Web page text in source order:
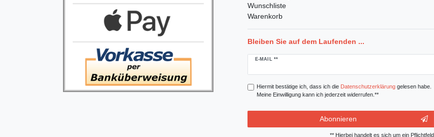
Wunschliste
Warenkorb
Bleiben Sie auf dem Laufenden ...
E-MAIL **
Newsletter
Hiermit bestätige ich, dass ich die Daten­schutz­erklärunggelesen habe.
Meine Einwilligung kann ich jederzeit widerrufen.**
Abonnieren
** Hierbei handelt es sich um ein Pflichtfeld.